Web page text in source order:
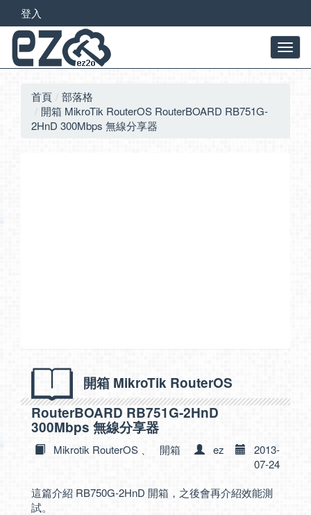
登入
首頁
部落格
開箱 MikroTik RouterOS RouterBOARD RB751G-
2HnD 300Mbps 無線分享器
開箱 MikroTik RouterOS
RouterBOARD RB751G-2HnD
300Mbps 無線分享器
Mikrotik RouterOS 開箱 ez
2013-
07-24
這篇介紹 RB750G-2HnD 開箱，之後會再介紹效能測
試。